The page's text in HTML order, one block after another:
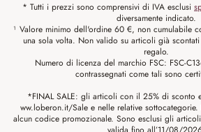
* Tutti i prezzi sono comprensivi di IVA esclusi
diversamente indicato.
¹ Valore minimo dell'ordine 60 €, non cumulabile
una sola volta. Non valido su articoli già
regalo.
Numero di licenza del marchio FSC: FSC-
contrassegnati come tali sono
*FINAL SALE: gli articoli con il 25% di sconto
ww.loberon.it/Sale e nelle relative
alcun codice promozionale. Sono esclusi gli